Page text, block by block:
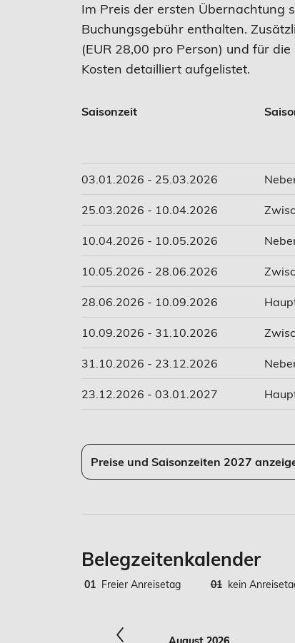
Im Preis der ersten Übernachtung
Buchungsgebühr enthalten.
(EUR 28,00 pro Person) und für
Kosten detailliert aufgelistet.
Saisonzeit
03.01.2026 - 25.03.2026
25.03.2026 - 10.04.2026
10.04.2026 - 10.05.2026
10.05.2026 - 28.06.2026
28.06.2026 - 10.09.2026
10.09.2026 - 31.10.2026
31.10.2026 - 23.12.2026
23.12.2026 - 03.01.2027
Preise und Saisonzeiten 2027
Belegzeitenkalender
01 Freier Anreisetag 01 kein